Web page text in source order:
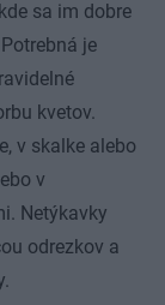
sa im dobre
je
kvetov.
v skalke alebo
v
Netýkavky
odrezkov a